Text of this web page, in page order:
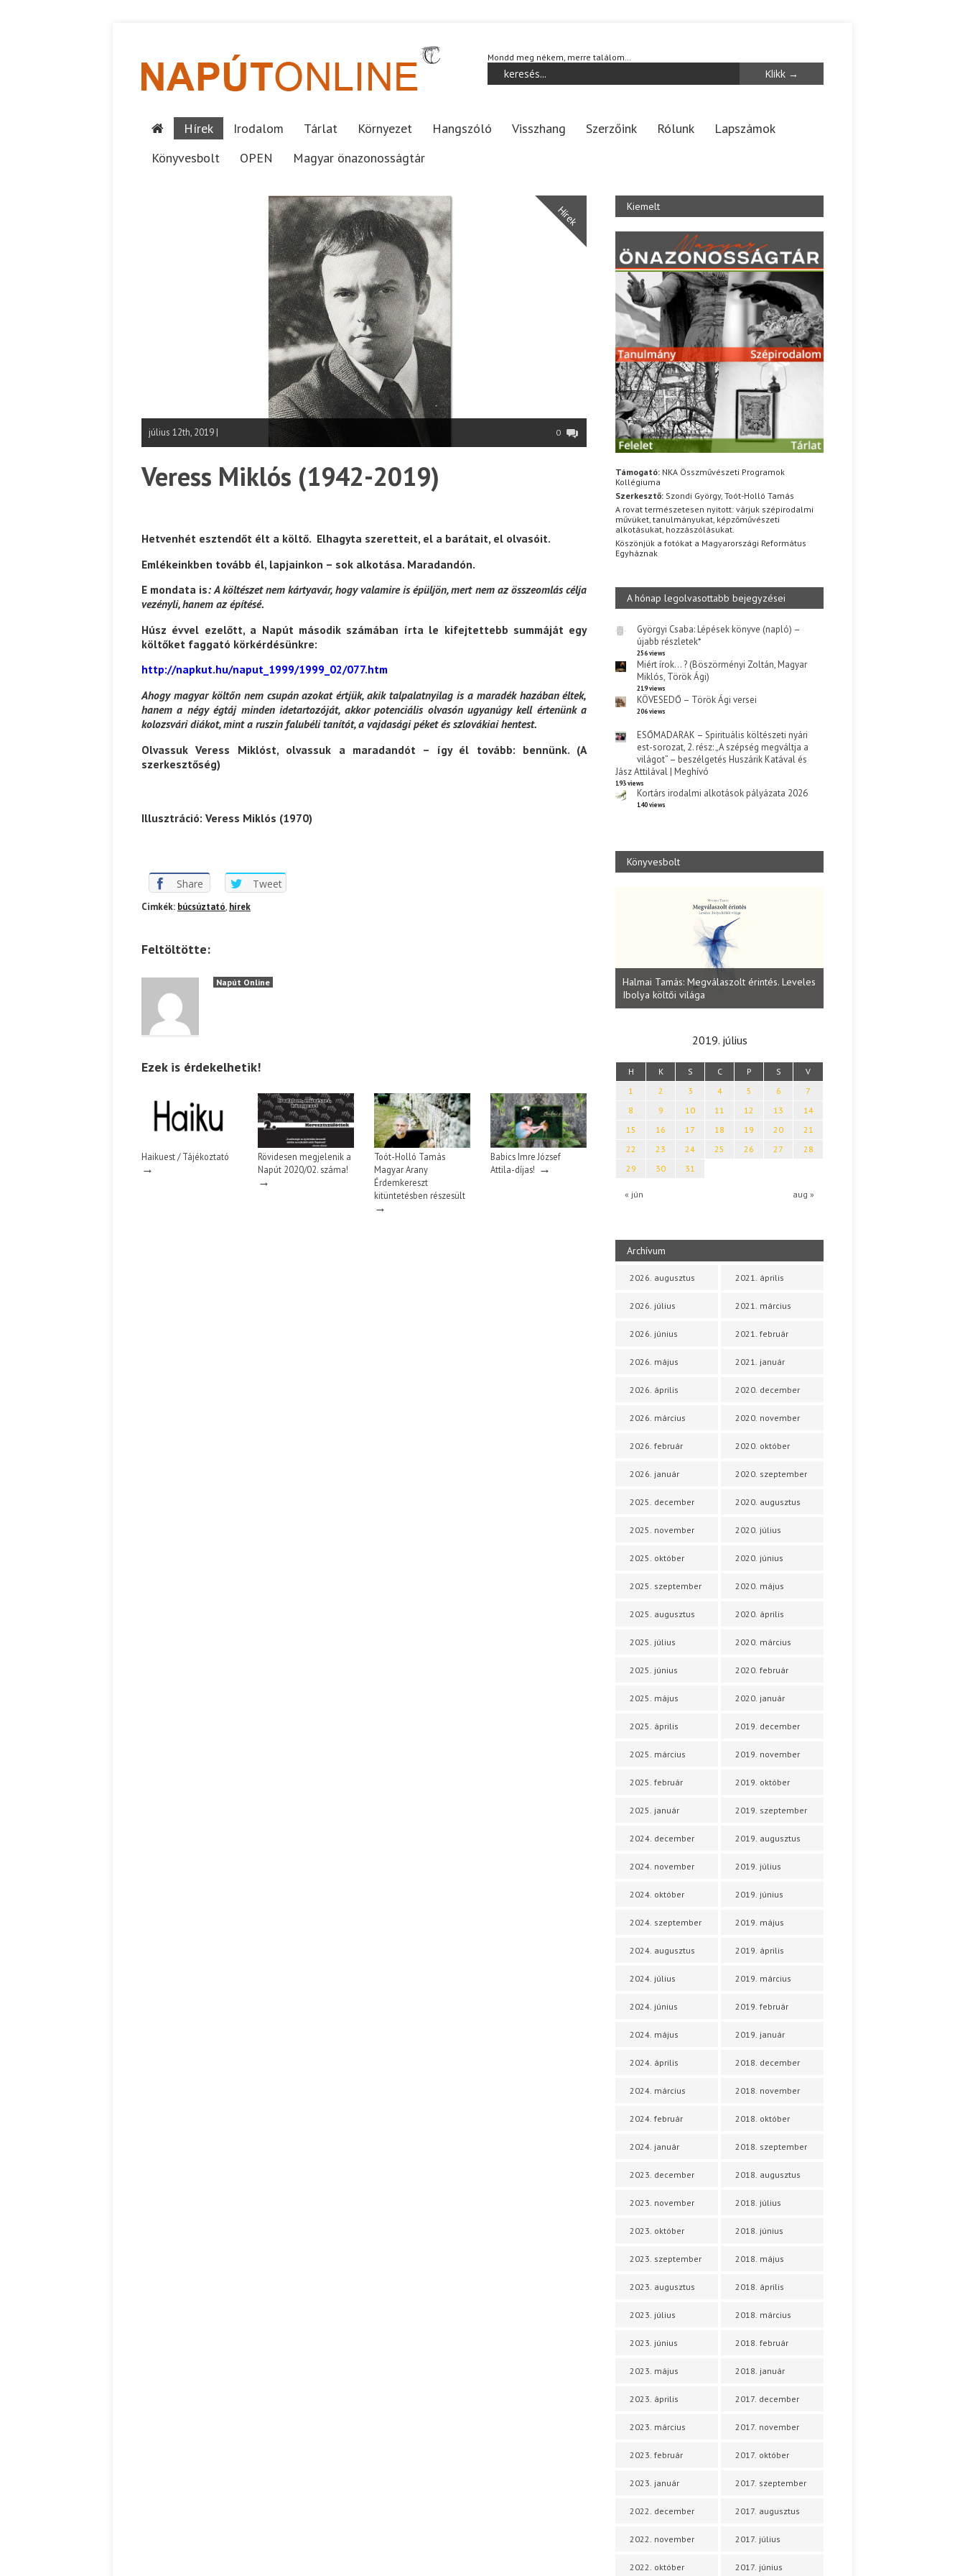
Mondd meg nékem, merre találom…
Hírek Irodalom Tárlat Környezet Hangszóló Visszhang Szerzőink Rólunk
Lapszámok
Könyvesbolt
OPEN Magyar önazonosságtár
Hírek
július 12th, 2019 | 0
Veress Miklós (1942-2019)
Hetvenhét esztendőt élt a költő. Elhagyta szeretteit, el a barátait, el olvasóit.
Emlékeinkben tovább él, lapjainkon – sok alkotása. Maradandón.
E mondata is: Aköltészet nem kártyavár, hogy valamire is épüljön, mert nem az összeomlás célja
vezényli, hanem az építésé.
Húsz évvel ezelőtt, a Napút második számában írta le kifejtettebb summáját egy
költőket faggató körkérdésünkre:
http://napkut.hu/naput_1999/1999_02/077.htm
Ahogy magyar költőn nem csupán azokat értjük, akik talpalatnyilag is a maradék hazában éltek,
hanem a négy égtáj minden idetartozóját, akkor potenciális olvasón ugyanúgy kell értenünk a
kolozsvári diákot, mint a ruszin falubéli tanítót, a vajdasági péket és szlovákiai hentest.
Olvassuk Veress Miklóst, olvassuk a maradandót – így él tovább: bennünk. (A
szerkesztőség)
Illusztráció: Veress Miklós (1970)
Share Tweet
Cimkék: búcsúztató, hírek
Feltöltötte:
Napút Online
Ezek is érdekelhetik!
Haikuest / Tájékoztató
→
Rövidesen megjelenik a
Napút 2020/02. száma!
→
Toót-Holló Tamás
Magyar Arany
Érdemkereszt
kitüntetésben részesült
→
Babics Imre József
Attila-díjas! →
Kiemelt
Támogató: NKA Összművészeti Programok
Kollégiuma
Szerkesztő: Szondi György, Toót-Holló Tamás
A rovat természetesen nyitott: várjuk szépirodalmi
művüket, tanulmányukat, képzőművészeti
alkotásukat, hozzászólásukat.
Köszönjük a fotókat a Magyarországi Református
Egyháznak
A hónap legolvasottabb bejegyzései
Györgyi Csaba: Lépések könyve (napló) –
újabb részletek*
256 views
Miért írok… ? (Böszörményi Zoltán, Magyar
Miklós, Török Ági)
219 views
KÖVESEDŐ – Török Ági versei
206 views
ESŐMADARAK – Spirituális költészeti nyári
est-sorozat, 2. rész: „A szépség megváltja a
világot” – beszélgetés Huszárik Katával és
Jász Attilával | Meghívó
193 views
Kortárs irodalmi alkotások pályázata 2026
140 views
Könyvesbolt
Halmai Tamás: Megválaszolt érintés. Leveles
Ibolya költői világa
2019. július
H K S C P S V
« jún aug »
1 2 3 4 5 6
7
8
9 10 11 12 13
14
15
16 17 18 19 20
21
22
23 24 25 26 27
28
29
30 31
Archívum
2026. augusztus
2026. július
2026. június
2026. május
2026. április
2026. március
2026. február
2026. január
2025. december
2025. november
2025. október
2025. szeptember
2025. augusztus
2025. július
2025. június
2025. május
2025. április
2025. március
2025. február
2025. január
2024. december
2024. november
2024. október
2024. szeptember
2024. augusztus
2024. július
2024. június
2024. május
2024. április
2024. március
2024. február
2024. január
2023. december
2023. november
2023. október
2023. szeptember
2023. augusztus
2023. július
2023. június
2023. május
2023. április
2023. március
2023. február
2023. január
2022. december
2022. november
2022. október
2021. április
2021. március
2021. február
2021. január
2020. december
2020. november
2020. október
2020. szeptember
2020. augusztus
2020. július
2020. június
2020. május
2020. április
2020. március
2020. február
2020. január
2019. december
2019. november
2019. október
2019. szeptember
2019. augusztus
2019. július
2019. június
2019. május
2019. április
2019. március
2019. február
2019. január
2018. december
2018. november
2018. október
2018. szeptember
2018. augusztus
2018. július
2018. június
2018. május
2018. április
2018. március
2018. február
2018. január
2017. december
2017. november
2017. október
2017. szeptember
2017. augusztus
2017. július
2017. június